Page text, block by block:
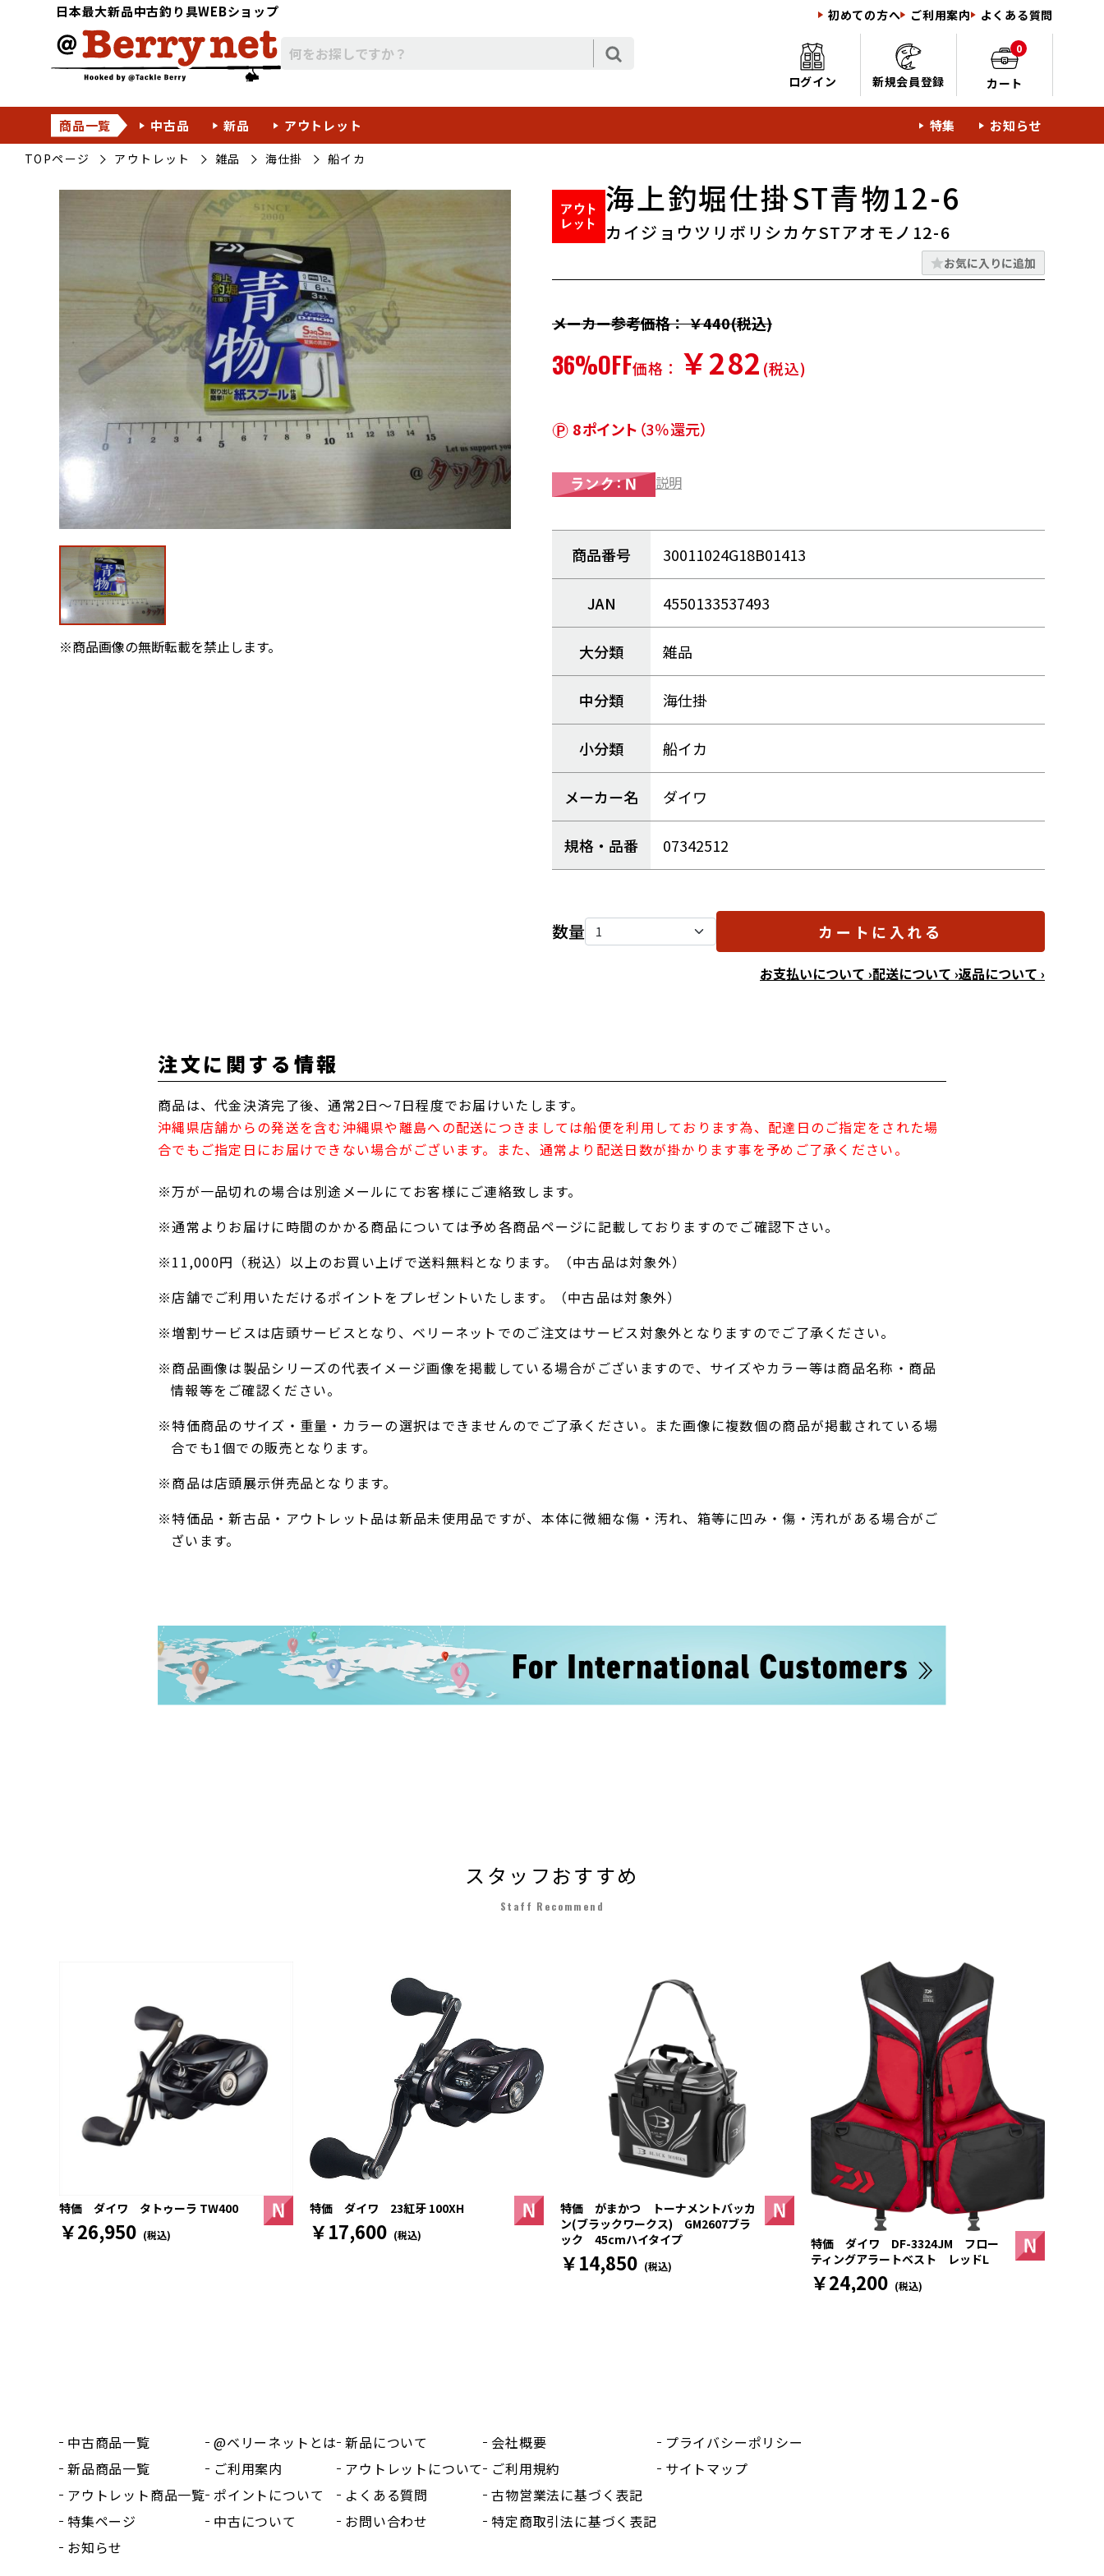
日本最大新品中古釣り具WEBショップ 初めての方へ ご利用案内 よくある質問
ログイン 新規会員登録
0
カート
商品一覧 中古品 新品 アウトレット 特集 お知らせ
TOPページ アウトレット 雑品 海仕掛 船イカ
※商品画像の無断転載を禁止します。
海上釣堀仕掛ST青物12-6
カイジョウツリボリシカケSTアオモノ12-6
お気に入りに追加
メーカー参考価格： ￥440(税込)
36%OFF価格： ￥282 (税込)
8ポイント （3％還元）
説明
商品番号 30011024G18B01413
JAN 4550133537493
大分類 雑品
中分類 海仕掛
小分類 船イカ
メーカー名 ダイワ
規格・品番 07342512
数量 カートに入れる
お支払いについて ›配送について ›返品について ›
注文に関する情報
商品は、代金決済完了後、通常2日～7日程度でお届けいたします。
沖縄県店舗からの発送を含む沖縄県や離島への配送につきましては船便を利用しております為、配達日のご指定をされた場
合でもご指定日にお届けできない場合がございます。また、通常より配送日数が掛かります事を予めご了承ください。
※万が一品切れの場合は別途メールにてお客様にご連絡致します。
※通常よりお届けに時間のかかる商品については予め各商品ページに記載しておりますのでご確認下さい。
※11,000円（税込）以上のお買い上げで送料無料となります。（中古品は対象外）
※店舗でご利用いただけるポイントをプレゼントいたします。（中古品は対象外）
※増割サービスは店頭サービスとなり、ベリーネットでのご注文はサービス対象外となりますのでご了承ください。
※商品画像は製品シリーズの代表イメージ画像を掲載している場合がございますので、サイズやカラー等は商品名称・商品
情報等をご確認ください。
※特価商品のサイズ・重量・カラーの選択はできませんのでご了承ください。また画像に複数個の商品が掲載されている場
合でも1個での販売となります。
※商品は店頭展示併売品となります。
※特価品・新古品・アウトレット品は新品未使用品ですが、本体に微細な傷・汚れ、箱等に凹み・傷・汚れがある場合がご
ざいます。
スタッフおすすめ
Staff Recommend
特価 ダイワ タトゥーラ TW400
￥26,950 (税込)
特価 ダイワ 23紅牙 100XH
￥17,600 (税込)
特価 がまかつ トーナメントバッカ
ン(ブラックワークス) GM2607ブラ
ック 45cmハイタイプ
￥14,850 (税込)
特価 ダイワ DF-3324JM フロー
ティングアラートベスト レッドL
￥24,200 (税込)
中古商品一覧
新品商品一覧
アウトレット商品一覧
特集ページ
お知らせ
@ベリーネットとは
ご利用案内
ポイントについて
中古について
新品について
アウトレットについて
よくある質問
お問い合わせ
会社概要
ご利用規約
古物営業法に基づく表記
特定商取引法に基づく表記
プライバシーポリシー
サイトマップ